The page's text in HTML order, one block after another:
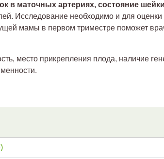
в маточных артериях, состояние
Исследование необходимо и для оценки
мамы в первом триместре поможет
место прикрепления плода, наличие